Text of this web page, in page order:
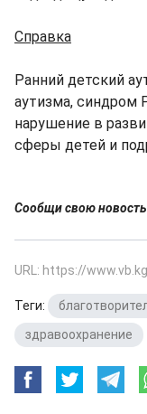
Справка
Ранний детский
аутизма, синдром
нарушение в
сферы детей и
Сообщи свою
URL: https://
Теги:
здравоохранение